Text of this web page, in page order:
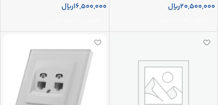
20,500,000ریال
16,500,000ریال